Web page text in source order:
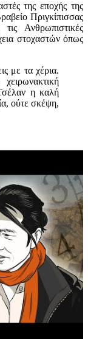
της εποχής της
Πριγκίπισσας
Ανθρωπιστικές
στοχαστών όπως
με τα χέρια.
η καλή
ούτε σκέψη,